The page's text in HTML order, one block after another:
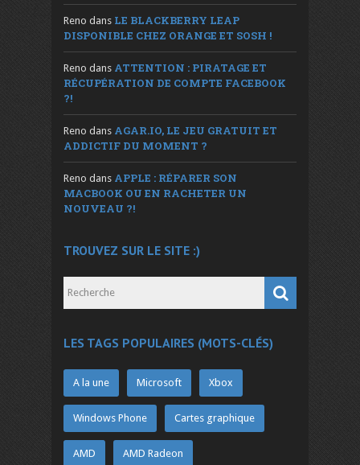
Reno dans LE BLACKBERRY LEAP
DISPONIBLE CHEZ ORANGE ET SOSH !
Reno dans ATTENTION : PIRATAGE ET
RÉCUPÉRATION DE COMPTE FACEBOOK
?!
Reno dans AGAR.IO, LE JEU GRATUIT ET
ADDICTIF DU MOMENT ?
Reno dans APPLE : RÉPARER SON
MACBOOK OU EN RACHETER UN
NOUVEAU ?!
TROUVEZ SUR LE SITE :)
LES TAGS POPULAIRES (MOTS-CLÉS)
A la une Microsoft Xbox
Windows Phone Cartes graphique
AMD AMD Radeon